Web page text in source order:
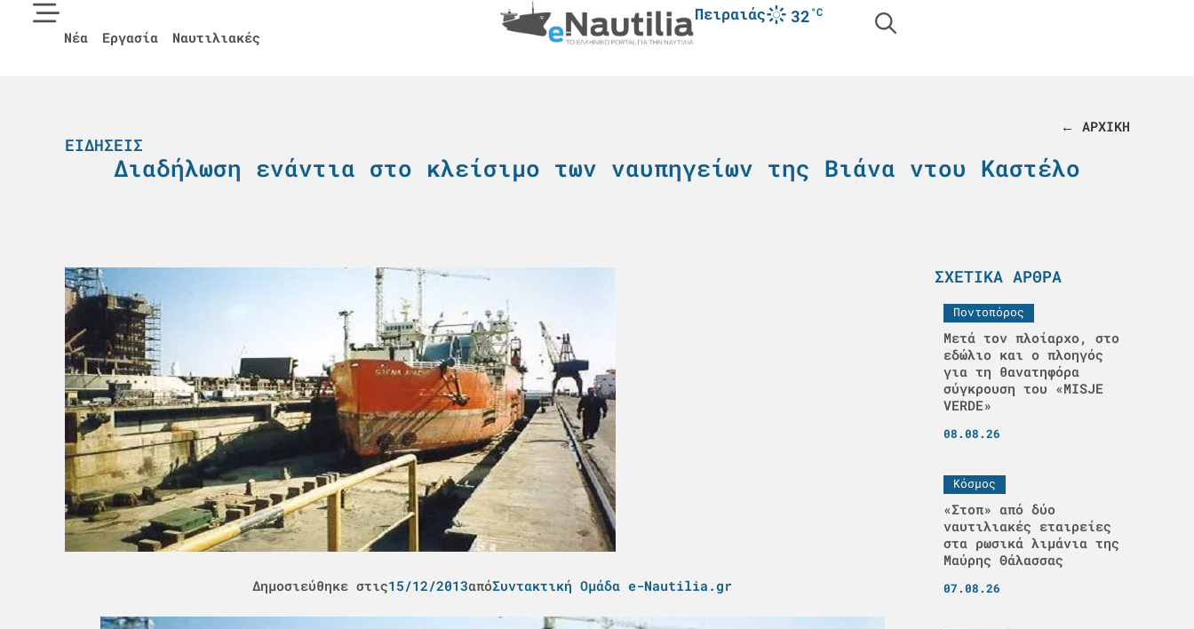
Νέα Εργασία Ναυτιλιακές
Πειραιάς 32°C
← ΑΡΧΙΚΗ
ΕΙΔΉΣΕΙΣ
Διαδήλωση ενάντια στο κλείσιμο των ναυπηγείων της Βιάνα ντου Καστέλο
Δημοσιεύθηκε στις15/12/2013απόΣυντακτική Ομάδα e-Nautilia.gr
ΣΧΕΤΙΚΆ ΆΡΘΡΑ
Ποντοπόρος
Μετά τον πλοίαρχο, στο
εδώλιο και ο πλοηγός
για τη θανατηφόρα
σύγκρουση του «MISJE
VERDE»
08.08.26
Κόσμος
«Στοπ» από δύο
ναυτιλιακές εταιρείες
στα ρωσικά λιμάνια της
Μαύρης Θάλασσας
07.08.26